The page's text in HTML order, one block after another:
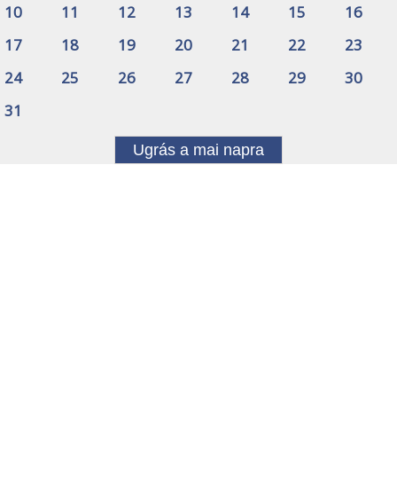
10
11 12 13 14 15
16
17
18 19 20 21 22
23
24
25 26 27 28 29
30
31
Ugrás a mai napra